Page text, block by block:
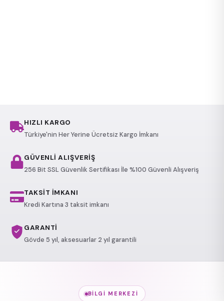
HIZLI KARGO
Türkiye'nin Her Yerine Ücretsiz Kargo İmkanı
GÜVENLİ ALIŞVERİŞ
256 Bit SSL Güvenlik Sertifikası İle %100 Güvenli Alışveriş
TAKSİT İMKANI
Kredi Kartına 3 taksit imkanı
GARANTİ
Gövde 5 yıl, aksesuarlar 2 yıl garantili
BILGI MERKEZI